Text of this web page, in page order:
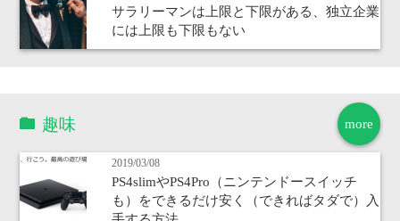
サラリーマンは上限と下限がある、独立企業
には上限も下限もない
more
趣味
2019/03/08
PS4slimやPS4Pro（ニンテンドースイッチ
も）をできるだけ安く（できればタダで）入